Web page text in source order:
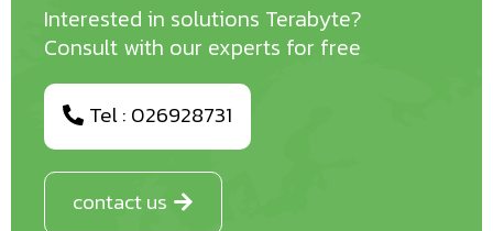
Interested in solutions Terabyte?
Consult with our experts for free
Tel : 026928731
contact us